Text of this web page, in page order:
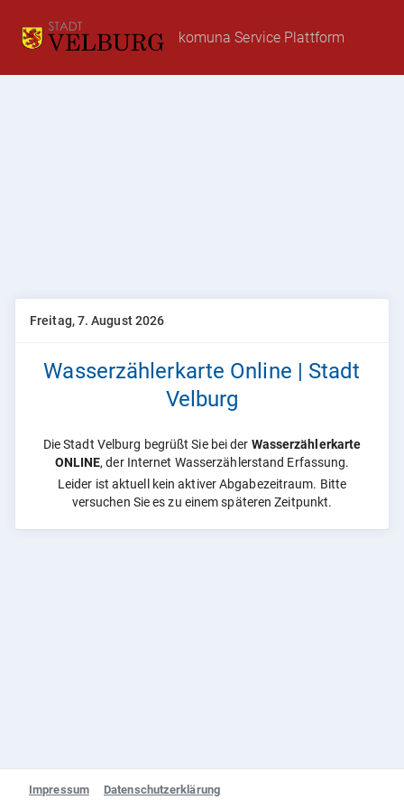
komuna Service Plattform
Freitag, 7. August 2026
Wasserzählerkarte Online | Stadt
Velburg
Die Stadt Velburg begrüßt Sie bei der Wasserzählerkarte
ONLINE, der Internet Wasserzählerstand Erfassung.
Leider ist aktuell kein aktiver Abgabezeitraum. Bitte
versuchen Sie es zu einem späteren Zeitpunkt.
Impressum Datenschutzerklärung